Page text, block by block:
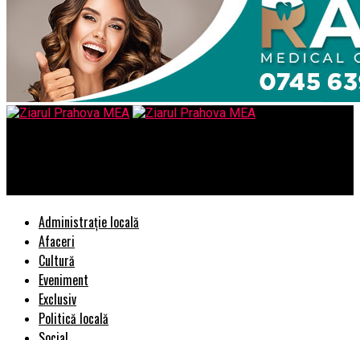
Administrație locală
Afaceri
Cultură
Eveniment
Exclusiv
Politică locală